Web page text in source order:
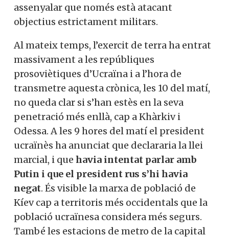
assenyalar que només està atacant
objectius estrictament militars.
Al mateix temps, l’exercit de terra ha entrat
massivament a les repúbliques
prosoviètiques d’Ucraïna i a l’hora de
transmetre aquesta crònica, les 10 del matí,
no queda clar si s’han estès en la seva
penetració més enllà, cap a Khàrkiv i
Odessa. A les 9 hores del matí el president
ucraïnès ha anunciat que declararia la llei
marcial, i que havia intentat parlar amb
Putin i que el president rus s’hi havia
negat. És visible la marxa de població de
Kíev cap a territoris més occidentals que la
població ucraïnesa considera més segurs.
També les estacions de metro de la capital